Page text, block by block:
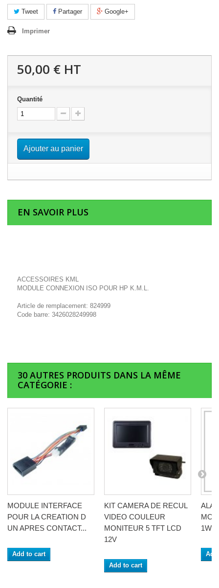
Tweet Partager Google+
Imprimer
50,00 € HT
Quantité
Ajouter au panier
EN SAVOIR PLUS
ACCESSOIRES KML
MODULE CONNEXION ISO POUR HP K.M.L.
Article de remplacement: 824999
Code barre: 3426028249998
30 AUTRES PRODUITS DANS LA MÊME
CATÉGORIE :
MODULE INTERFACE
POUR LA CREATION D
UN APRES CONTACT...
Add to cart
KIT CAMERA DE RECUL
VIDEO COULEUR
MONITEUR 5 TFT LCD
12V
Add to cart
1W